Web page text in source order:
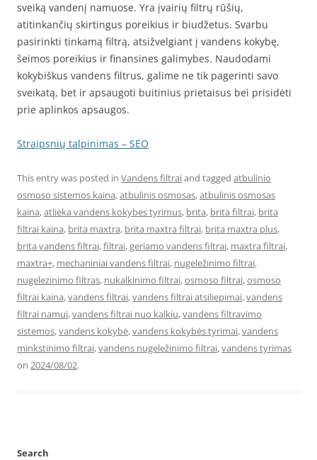
sveiką vandenį namuose. Yra įvairių filtrų rūšių,
atitinkančių skirtingus poreikius ir biudžetus. Svarbu
pasirinkti tinkamą filtrą, atsižvelgiant į vandens kokybę,
šeimos poreikius ir finansines galimybes. Naudodami
kokybiškus vandens filtrus, galime ne tik pagerinti savo
sveikatą, bet ir apsaugoti buitinius prietaisus bei prisidėti
prie aplinkos apsaugos.
Straipsnių talpinimas – SEO
This entry was posted in Vandens filtraiand tagged atbulinio
osmoso sistemos kaina,atbulinis osmosas,atbulinis osmosas
kaina,atlieka vandens kokybes tyrimus, brita, brita filtrai, brita
filtrai kaina, brita maxtra, brita maxtra filtrai, brita maxtra plus,
brita vandens filtrai,filtrai,geriamo vandens filtrai, maxtra filtrai,
maxtra+, mechaniniai vandens filtrai, nugeležinimo filtrai,
nugelezinimo filtras, nukalkinimo filtrai,osmoso filtrai,osmoso
filtrai kaina,vandens filtrai,vandens filtrai atsiliepimai,vandens
filtrai namui,vandens filtrai nuo kalkiu,vandens filtravimo
sistemos,vandens kokybė,vandens kokybės tyrimai,vandens
minkstinimo filtrai,vandens nugeležinimo filtrai,vandens tyrimas
on 2024/08/02.
Search